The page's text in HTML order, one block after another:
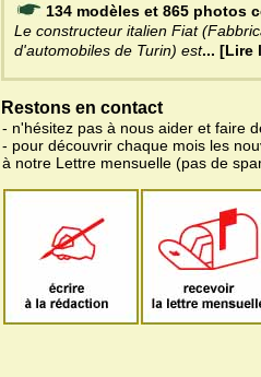
134 modèles et 865 photos
Le constructeur italien Fiat
d'automobiles de Turin) est... [Lire
Restons en contact
- n'hésitez pas à nous aider et faire
- pour découvrir chaque mois les
à notre Lettre mensuelle (pas de